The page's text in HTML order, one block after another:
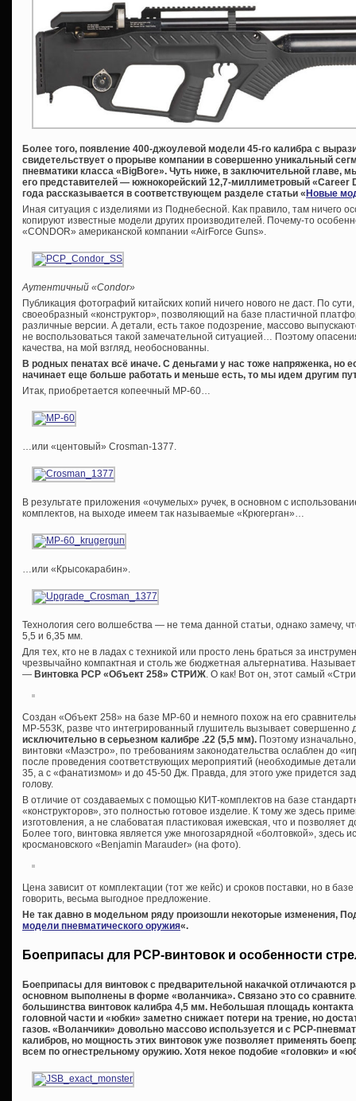
Более того, появление 400-джоулевой модели 45-го калибра с
свидетельствует о прорыве компании в совершенно уникальный
пневматики класса «BigBore». Чуть ниже, в заключительной главе,
его представителей — южнокорейский 12,7-миллиметровый «Career
года рассказывается в соответствующем разделе статьи «Новые
Иная ситуация с изделиями из Поднебесной. Как правило, там ничего
копируют известные модели других производителей. Почему-то
«CONDOR» американской компании «AirForce Guns».
Аутентичный «Condor»
Публикация фотографий китайских копий ничего нового не даст. По
своеобразный «конструктор», позволяющий на базе пластичной
различные версии. А детали, есть такое подозрение, массово
не воспользоваться такой замечательной ситуацией… Поэтому
качества, на мой взгляд, необоснованны.
В родных пенатах всё иначе. С деньгами у нас тоже напряженка, но
начинает еще больше работать и меньше есть, то мы идем другим
Итак, приобретается копеечный МР-60…
…или «центовый» Crosman-1377.
В результате приложения «очумелых» ручек, в основном с
комплектов, на выходе имеем так называемые «Крюгерган»…
…или «Крысокарабин».
Технология сего волшебства — не тема данной статьи, однако замечу,
5,5 и 6,35 мм.
Для тех, кто не в ладах с техникой или просто лень браться за
чрезвычайно компактная и столь же бюджетная альтернатива.
— Винтовка РСР «Объект 258» СТРИЖ . О как! Вот он, этот самый
Создан «Объект 258» на базе МР-60 и немного похож на его
МР-553К, разве что интегрированный глушитель вызывает совершенно
исключительно в серьезном калибре .22 (5,5 мм). Поэтому
винтовки «Маэстро», по требованиям законодательства ослаблен до
после проведения соответствующих мероприятий (необходимые детали
35, а с «фанатизмом» и до 45-50 Дж. Правда, для этого уже придется
голову.
В отличие от создаваемых с помощью КИТ-комплектов на базе
«конструкторов», это полностью готовое изделие. К тому же здесь
изготовления, а не слабоватая пластиковая ижевская, что и позволяет
Более того, винтовка является уже многозарядной «болтовкой», здесь
кросмановского «Benjamin Marauder» (на фото).
Цена зависит от комплектации (тот же кейс) и сроков поставки, но в
говорить, весьма выгодное предложение.
Не так давно в модельном ряду произошли некоторые изменения,
модели пневматического оружия«.
Боеприпасы для PCP-винтовок и особенности
Боеприпасы для винтовок с предварительной накачкой
основном выполнены в форме «воланчика». Связано это со
большинства винтовок калибра 4,5 мм. Небольшая площадь контакта
головной части и «юбки» заметно снижает потери на трение, но
газов. «Воланчики» довольно массово используется и с PCP-
калибров, но мощность этих винтовок уже позволяет применять
всем по огнестрельному оружию. Хотя некое подобие «головки» и